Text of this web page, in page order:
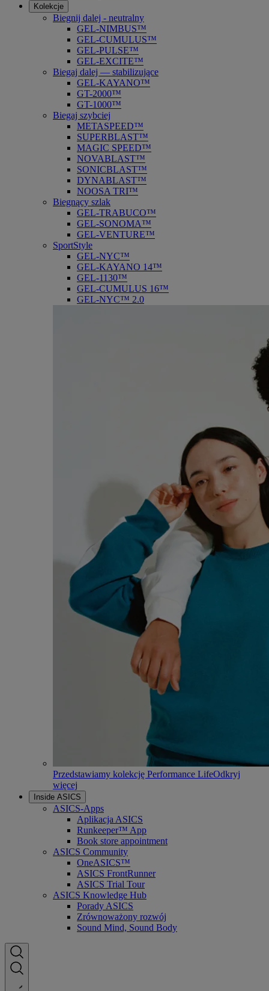
Kolekcje
Biegnij dalej - neutralny
GEL-NIMBUS™
GEL-CUMULUS™
GEL-PULSE™
GEL-EXCITE™
Biegaj dalej — stabilizujące
GEL-KAYANO™
GT-2000™
GT-1000™
Biegaj szybciej
METASPEED™
SUPERBLAST™
MAGIC SPEED™
NOVABLAST™
SONICBLAST™
DYNABLAST™
NOOSA TRI™
Biegnący szlak
GEL-TRABUCO™
GEL-SONOMA™
GEL-VENTURE™
SportStyle
GEL-NYC™
GEL-KAYANO 14™
GEL-1130™
GEL-CUMULUS 16™
GEL-NYC™ 2.0
Przedstawiamy kolekcję Performance LifeOdkryj
więcej
Inside ASICS
ASICS-Apps
Aplikacja ASICS
Runkeeper™ App
Book store appointment
ASICS Community
OneASICS™
ASICS FrontRunner
ASICS Trial Tour
ASICS Knowledge Hub
Porady ASICS
Zrównoważony rozwój
Sound Mind, Sound Body